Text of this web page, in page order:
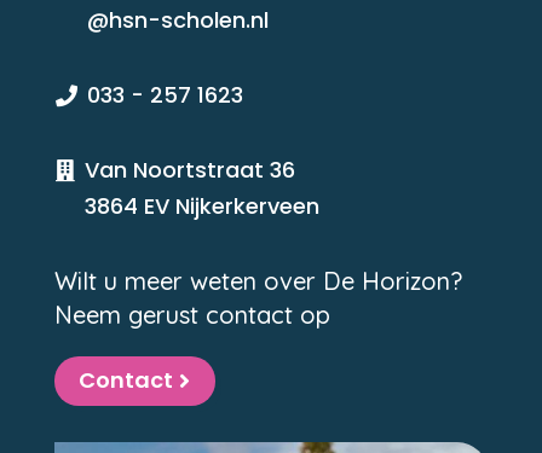
@hsn-scholen.nl
 033 - 257 1623

Van Noortstraat 36
3864 EV Nijkerkerveen
Wilt u meer weten over De Horizon?
Neem gerust contact op
Contact